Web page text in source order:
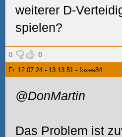
weiterer D-
spielen?
0 0
Fr. 12.07.24 - 13:13:51 - foxes84
@DonMartin
Das Problem ist